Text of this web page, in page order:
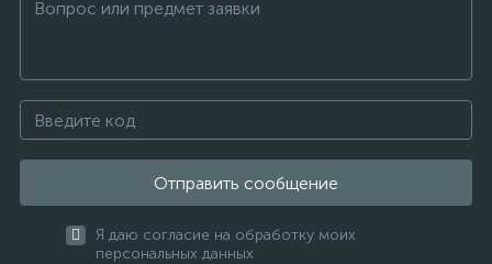
Отправить сообщение
Я даю согласие на обработку моих
персональных данных